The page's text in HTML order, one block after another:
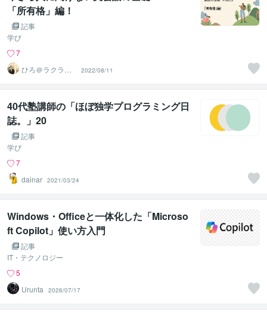
「所有格」編！
記事
学び
7
ひろ＠ラクラク
英会話
2022/08/11
40代塾講師の「ほぼ独学プログラミング日
誌。」20
記事
学び
7
dainar 2021/03/24
Windows・Officeと一体化した「Microso
ft Copilot」使い方入門
記事
IT・テクノロジー
5
Urunta
2026/07/17